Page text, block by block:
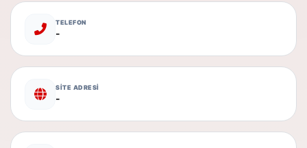
TELEFON
-
SİTE ADRESİ
-